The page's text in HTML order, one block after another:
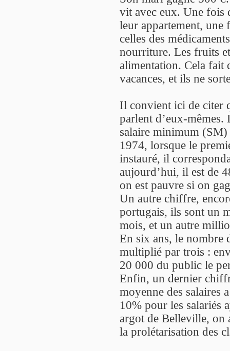
vit avec eux. Une fois
leur appartement, une
celles des
nourriture. Les fruits
alimentation. Cela fait
vacances, et ils ne
Il convient ici de citer
parlent d’eux-
salaire minimum (SM)
1974, lorsque le
instauré, il
aujourd’hui, il est de
on est pauvre si on
Un autre chiffre,
portugais, ils sont un
mois, et un autre
En six ans, le nombre
multiplié par trois :
20 000 du public le
Enfin, un dernier
moyenne des salaires
10% pour les salariés
argot de Belleville, on
la prolétarisation des